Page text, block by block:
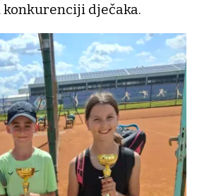
konkurenciji dječaka.